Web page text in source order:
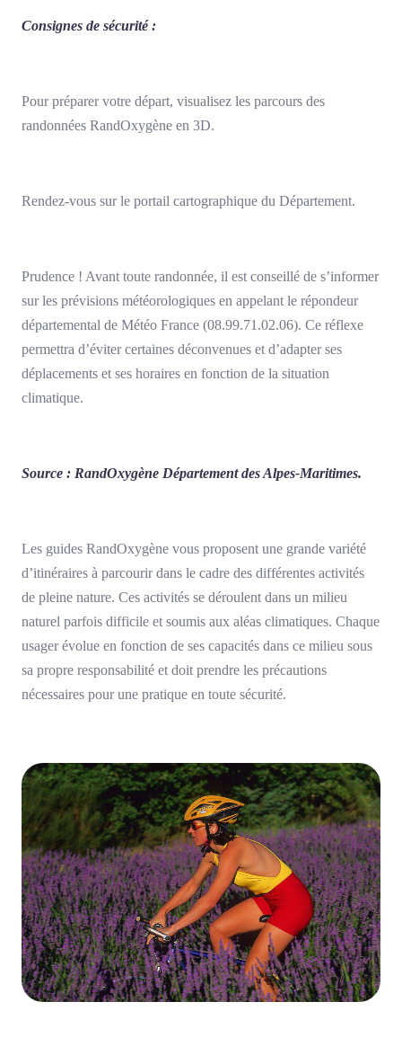
Consignes de sécurité :
Pour préparer votre départ, visualisez les parcours des
randonnées RandOxygène en 3D.
Rendez-vous sur le portail cartographique du Département.
Prudence ! Avant toute randonnée, il est conseillé de s’informer
sur les prévisions météorologiques en appelant le répondeur
départemental de Météo France (08.99.71.02.06). Ce réflexe
permettra d’éviter certaines déconvenues et d’adapter ses
déplacements et ses horaires en fonction de la situation
climatique.
Source : RandOxygène Département des Alpes-Maritimes.
Les guides RandOxygène vous proposent une grande variété
d’itinéraires à parcourir dans le cadre des différentes activités
de pleine nature. Ces activités se déroulent dans un milieu
naturel parfois difficile et soumis aux aléas climatiques. Chaque
usager évolue en fonction de ses capacités dans ce milieu sous
sa propre responsabilité et doit prendre les précautions
nécessaires pour une pratique en toute sécurité.